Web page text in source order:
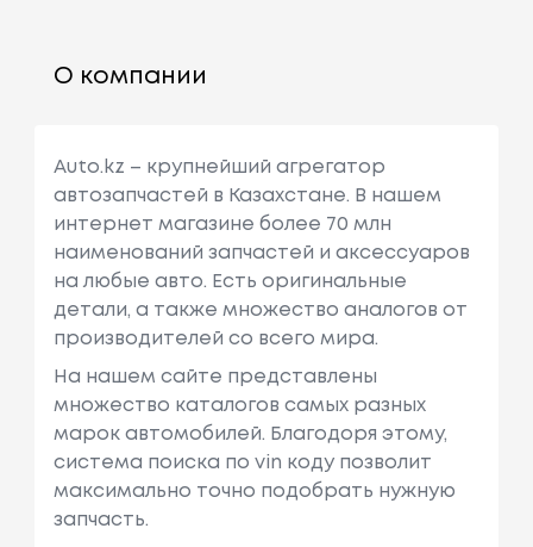
О компании
Auto.kz – крупнейший агрегатор
автозапчастей в Казахстане. В нашем
интернет магазине более 70 млн
наименований запчастей и аксессуаров
на любые авто. Есть оригинальные
детали, а также множество аналогов от
производителей со всего мира.
На нашем сайте представлены
множество каталогов самых разных
марок автомобилей. Благодоря этому,
система поиска по vin коду позволит
максимально точно подобрать нужную
запчасть.